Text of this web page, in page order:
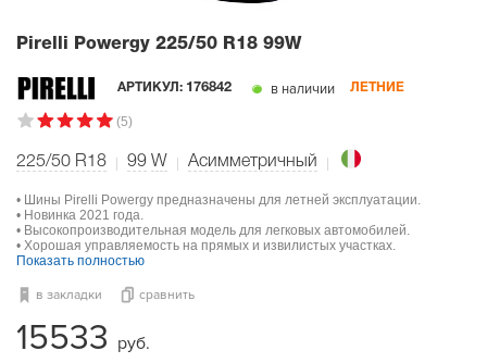
Pirelli Powergy 225/50 R18 99W
АРТИКУЛ: 176842 в наличии ЛЕТНИЕ
(5)
225/50 R18 99 W Асимметричный
• Шины Pirelli Powergy предназначены для летней эксплуатации.
• Новинка 2021 года.
• Высокопроизводительная модель для легковых автомобилей.
• Хорошая управляемость на прямых и извилистых участках.
Показать полностью
в закладки сравнить
15533 руб.